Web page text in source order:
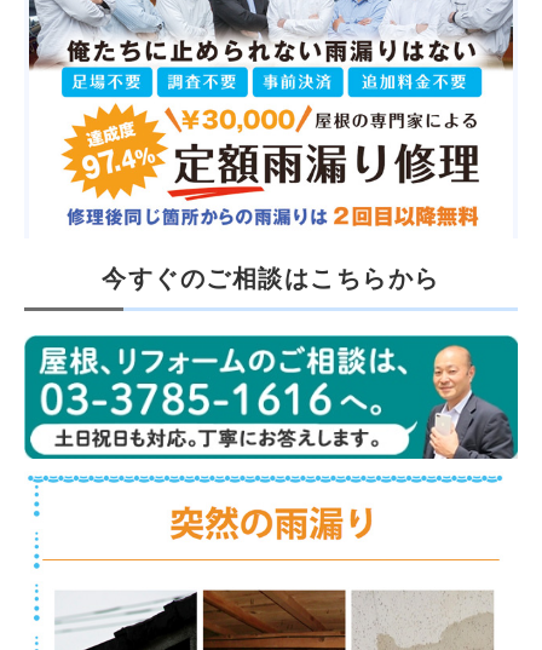
今すぐのご相談はこちらから